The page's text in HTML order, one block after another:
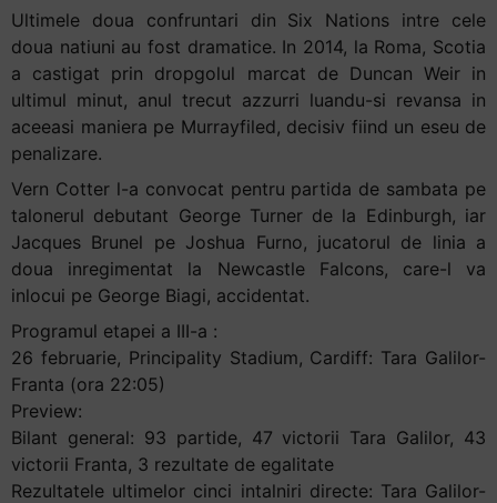
Ultimele doua confruntari din Six Nations intre cele
doua natiuni au fost dramatice. In 2014, la Roma, Scotia
a castigat prin dropgolul marcat de Duncan Weir in
ultimul minut, anul trecut azzurri luandu-si revansa in
aceeasi maniera pe Murrayfiled, decisiv fiind un eseu de
penalizare.
Vern Cotter l-a convocat pentru partida de sambata pe
talonerul debutant George Turner de la Edinburgh, iar
Jacques Brunel pe Joshua Furno, jucatorul de linia a
doua inregimentat la Newcastle Falcons, care-l va
inlocui pe George Biagi, accidentat.
Programul etapei a III-a :
26 februarie, Principality Stadium, Cardiff: Tara Galilor-
Franta (ora 22:05)
Preview:
Bilant general: 93 partide, 47 victorii Tara Galilor, 43
victorii Franta, 3 rezultate de egalitate
Rezultatele ultimelor cinci intalniri directe: Tara Galilor-